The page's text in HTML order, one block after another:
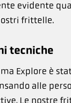
evidente
frittelle.
tecniche
Explore è
alle
Le nostre